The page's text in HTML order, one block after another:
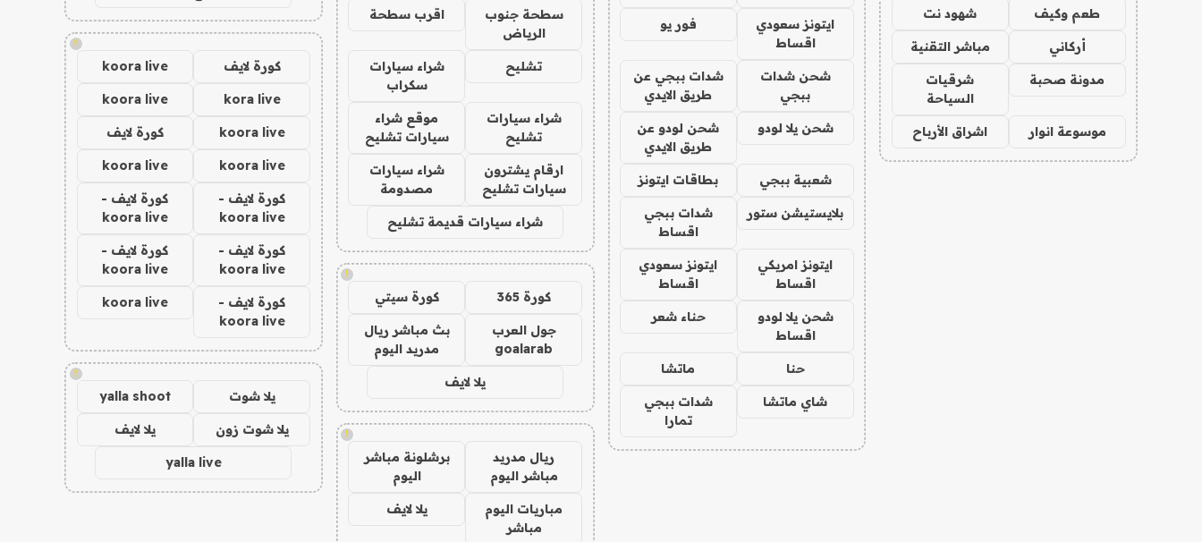
طعم وكيف شهود نت
أركاني مباشر التقنية
مدونة صحبة
شرقيات
السياحة
موسوعة انوار اشراق الأرباح
ايتونز سعودي
اقساط
فور يو
شحن شدات
ببجي
شدات ببجي عن
طريق الايدي
شحن يلا لودو
شحن لودو عن
طريق الايدي
شعبية ببجي بطاقات ايتونز
بلايستيشن ستور
شدات ببجي
اقساط
ايتونز امريكي
اقساط
ايتونز سعودي
اقساط
شحن يلا لودو
اقساط
حناء شعر
حنا ماتشا
شاي ماتشا
شدات ببجي
تمارا
سطحة جنوب
الرياض
اقرب سطحة
تشليح
شراء سيارات
سكراب
شراء سيارات
تشليح
موقع شراء
سيارات تشليح
ارقام يشترون
سيارات تشليح
شراء سيارات
مصدومة
شراء سيارات قديمة تشليح
!
كورة 365 كورة سيتي
جول العرب
goalarab
بث مباشر ريال
مدريد اليوم
يلا لايف
!
ريال مدريد
مباشر اليوم
برشلونة مباشر
اليوم
مباريات اليوم
مباشر
يلا لايف
!
كورة لايف koora live
kora live
koora live
koora live كورة لايف
koora live
koora live
كورة لايف -
koora live
كورة لايف -
koora live
كورة لايف -
koora live
كورة لايف -
koora live
كورة لايف -
koora live
koora live
!
يلا شوت yalla shoot
يلا شوت زون يلا لايف
yalla live